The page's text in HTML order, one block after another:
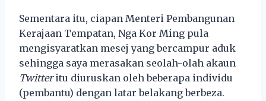
Sementara itu, ciapan Menteri Pembangunan
Kerajaan Tempatan, Nga Kor Ming pula
mengisyaratkan mesej yang bercampur aduk
sehingga saya merasakan seolah-olah akaun
Twitteritu diuruskan oleh beberapa individu
(pembantu) dengan latar belakang berbeza.